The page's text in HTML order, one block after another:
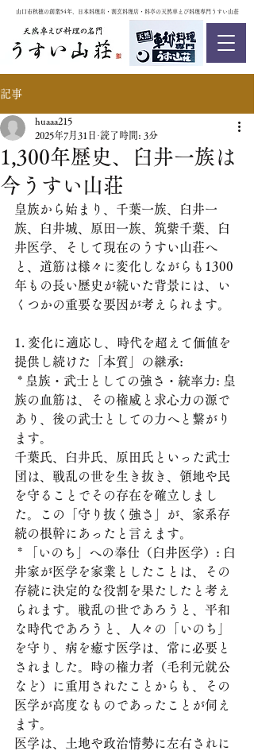
山口市秋穂の創業54年、日本料理店・割烹料理店・料亭の天然車えび料理専門うすい山荘
記事
1,300年歴史、臼井一族は
今うすい山荘
huaaa215
2025年7月31日 読了時間: 3分
皇族から始まり、千葉一族、臼井一
族、臼井城、原田一族、筑紫千葉、臼
井医学、そして現在のうすい山荘へ
と、道筋は様々に変化しながらも1300
年もの長い歴史が続いた背景には、い
くつかの重要な要因が考えられます。
1. 変化に適応し、時代を超えて価値を
提供し続けた「本質」の継承:
族の血筋は、その権威と求心力の源で
あり、後の武士としての力へと繋がり
ます。
千葉氏、臼井氏、原田氏といった武士
団は、戦乱の世を生き抜き、領地や民
を守ることでその存在を確立しまし
た。この「守り抜く強さ」が、家系存
続の根幹にあったと言えます。
井家が医学を家業としたことは、その
存続に決定的な役割を果たしたと考え
られます。戦乱の世であろうと、平和
な時代であろうと、人々の「いのち」
を守り、病を癒す医学は、常に必要と
されました。時の権力者（毛利元就公
など）に重用されたことからも、その
医学が高度なものであったことが伺え
ます。
医学は、土地や政治情勢に左右されに